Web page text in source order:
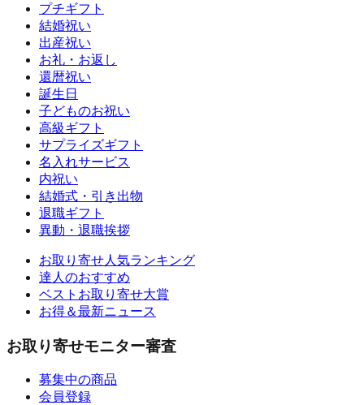
プチギフト
結婚祝い
出産祝い
お礼・お返し
還暦祝い
誕生日
子どものお祝い
高級ギフト
サプライズギフト
名入れサービス
内祝い
結婚式・引き出物
退職ギフト
異動・退職挨拶
お取り寄せ人気ランキング
達人のおすすめ
ベストお取り寄せ大賞
お得＆最新ニュース
お取り寄せモニター審査
募集中の商品
会員登録